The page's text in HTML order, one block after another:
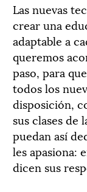
Las nuevas
crear una
adaptable a
queremos
paso, para
todos los
disposición,
sus clases de
puedan así
les apasiona:
dicen sus